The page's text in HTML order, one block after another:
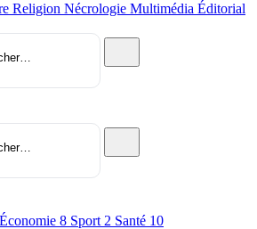
Religion Nécrologie Multimédia Éditorial
Économie 8 Sport 2 Santé 10